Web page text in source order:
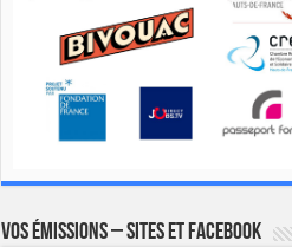
Vos émissions – Sites et Facebook